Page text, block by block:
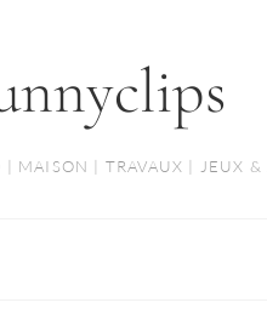
MAISON | TRAVAUX | JEUX &